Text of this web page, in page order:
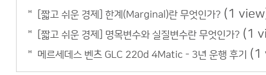
[짧고 쉬운 경제] 한계(Marginal)란 무엇인가? (1
[짧고 쉬운 경제] 명목변수와 실질변수란 무엇인가? (1
메르세데스 벤츠 GLC 220d 4Matic - 3년 운행 후기 (1